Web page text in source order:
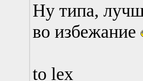
Ну типа,
во избежание
to lex